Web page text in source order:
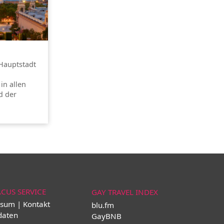
allen
der
SERVICE
| Kontakt
GAY TRAVEL INDEX
blu.fm
GayBNB